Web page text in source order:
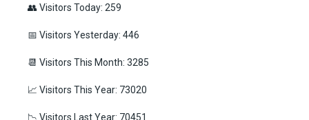
👥 Visitors Today: 259
📅 Visitors Yesterday: 446
📆 Visitors This Month: 3285
📈 Visitors This Year: 73020
📉 Visitors Last Year: 70451